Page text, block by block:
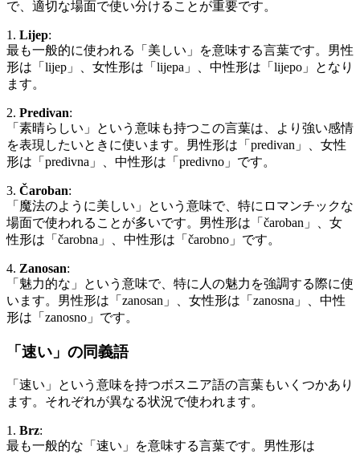
で、適切な場面で使い分けることが重要です。
1. Lijep:
最も一般的に使われる「美しい」を意味する言葉です。男性
形は「lijep」、女性形は「lijepa」、中性形は「lijepo」となり
ます。
2. Predivan:
「素晴らしい」という意味も持つこの言葉は、より強い感情
を表現したいときに使います。男性形は「predivan」、女性
形は「predivna」、中性形は「predivno」です。
3. Čaroban:
「魔法のように美しい」という意味で、特にロマンチックな
場面で使われることが多いです。男性形は「čaroban」、女
性形は「čarobna」、中性形は「čarobno」です。
4. Zanosan:
「魅力的な」という意味で、特に人の魅力を強調する際に使
います。男性形は「zanosan」、女性形は「zanosna」、中性
形は「zanosno」です。
「速い」の同義語
「速い」という意味を持つボスニア語の言葉もいくつかあり
ます。それぞれが異なる状況で使われます。
1. Brz:
最も一般的な「速い」を意味する言葉です。男性形は